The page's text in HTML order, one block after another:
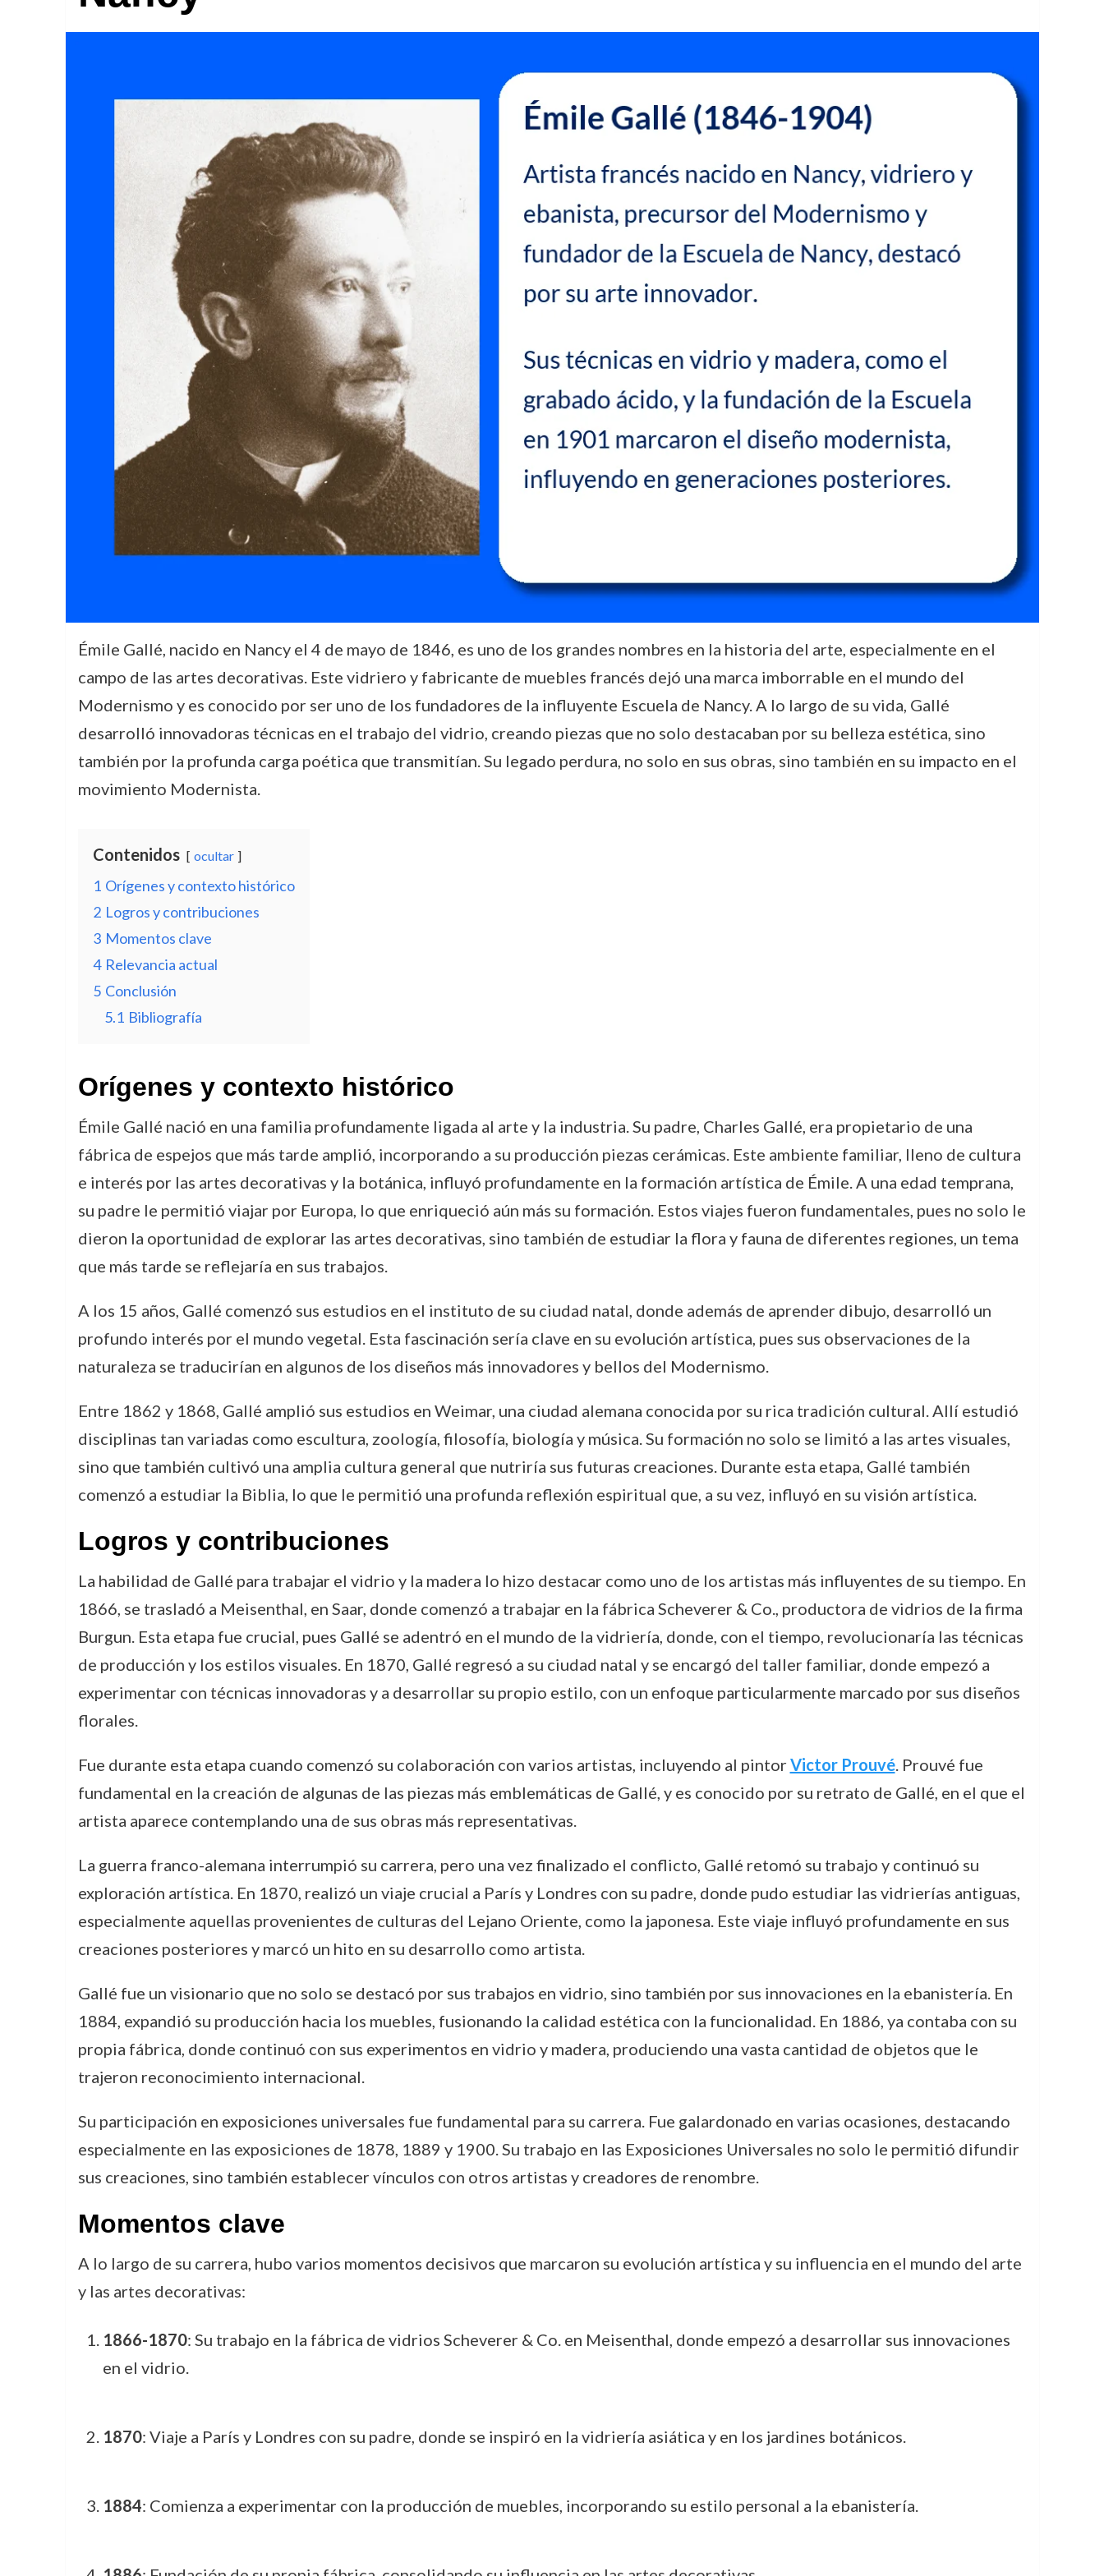
Émile Gallé, nacido en Nancy el 4 de mayo de 1846, es uno de los grandes nombres en la historia del arte, especialmente en el
campo de las artes decorativas. Este vidriero y fabricante de muebles francés dejó una marca imborrable en el mundo del
Modernismo y es conocido por ser uno de los fundadores de la influyente Escuela de Nancy. A lo largo de su vida, Gallé
desarrolló innovadoras técnicas en el trabajo del vidrio, creando piezas que no solo destacaban por su belleza estética, sino
también por la profunda carga poética que transmitían. Su legado perdura, no solo en sus obras, sino también en su impacto en el
movimiento Modernista.
Contenidos ocultar
1 Orígenes y contexto histórico
2 Logros y contribuciones
3 Momentos clave
4 Relevancia actual
5 Conclusión
5.1 Bibliografía
Orígenes y contexto histórico
Émile Gallé nació en una familia profundamente ligada al arte y la industria. Su padre, Charles Gallé, era propietario de una
fábrica de espejos que más tarde amplió, incorporando a su producción piezas cerámicas. Este ambiente familiar, lleno de cultura
e interés por las artes decorativas y la botánica, influyó profundamente en la formación artística de Émile. A una edad temprana,
su padre le permitió viajar por Europa, lo que enriqueció aún más su formación. Estos viajes fueron fundamentales, pues no solo le
dieron la oportunidad de explorar las artes decorativas, sino también de estudiar la flora y fauna de diferentes regiones, un tema
que más tarde se reflejaría en sus trabajos.
A los 15 años, Gallé comenzó sus estudios en el instituto de su ciudad natal, donde además de aprender dibujo, desarrolló un
profundo interés por el mundo vegetal. Esta fascinación sería clave en su evolución artística, pues sus observaciones de la
naturaleza se traducirían en algunos de los diseños más innovadores y bellos del Modernismo.
Entre 1862 y 1868, Gallé amplió sus estudios en Weimar, una ciudad alemana conocida por su rica tradición cultural. Allí estudió
disciplinas tan variadas como escultura, zoología, filosofía, biología y música. Su formación no solo se limitó a las artes visuales,
sino que también cultivó una amplia cultura general que nutriría sus futuras creaciones. Durante esta etapa, Gallé también
comenzó a estudiar la Biblia, lo que le permitió una profunda reflexión espiritual que, a su vez, influyó en su visión artística.
Logros y contribuciones
La habilidad de Gallé para trabajar el vidrio y la madera lo hizo destacar como uno de los artistas más influyentes de su tiempo. En
1866, se trasladó a Meisenthal, en Saar, donde comenzó a trabajar en la fábrica Scheverer & Co., productora de vidrios de la firma
Burgun. Esta etapa fue crucial, pues Gallé se adentró en el mundo de la vidriería, donde, con el tiempo, revolucionaría las técnicas
de producción y los estilos visuales. En 1870, Gallé regresó a su ciudad natal y se encargó del taller familiar, donde empezó a
experimentar con técnicas innovadoras y a desarrollar su propio estilo, con un enfoque particularmente marcado por sus diseños
florales.
Fue durante esta etapa cuando comenzó su colaboración con varios artistas, incluyendo al pintor Victor Prouvé. Prouvé fue
fundamental en la creación de algunas de las piezas más emblemáticas de Gallé, y es conocido por su retrato de Gallé, en el que el
artista aparece contemplando una de sus obras más representativas.
La guerra franco-alemana interrumpió su carrera, pero una vez finalizado el conflicto, Gallé retomó su trabajo y continuó su
exploración artística. En 1870, realizó un viaje crucial a París y Londres con su padre, donde pudo estudiar las vidrierías antiguas,
especialmente aquellas provenientes de culturas del Lejano Oriente, como la japonesa. Este viaje influyó profundamente en sus
creaciones posteriores y marcó un hito en su desarrollo como artista.
Gallé fue un visionario que no solo se destacó por sus trabajos en vidrio, sino también por sus innovaciones en la ebanistería. En
1884, expandió su producción hacia los muebles, fusionando la calidad estética con la funcionalidad. En 1886, ya contaba con su
propia fábrica, donde continuó con sus experimentos en vidrio y madera, produciendo una vasta cantidad de objetos que le
trajeron reconocimiento internacional.
Su participación en exposiciones universales fue fundamental para su carrera. Fue galardonado en varias ocasiones, destacando
especialmente en las exposiciones de 1878, 1889 y 1900. Su trabajo en las Exposiciones Universales no solo le permitió difundir
sus creaciones, sino también establecer vínculos con otros artistas y creadores de renombre.
Momentos clave
A lo largo de su carrera, hubo varios momentos decisivos que marcaron su evolución artística y su influencia en el mundo del arte
y las artes decorativas:
1866-1870: Su trabajo en la fábrica de vidrios Scheverer & Co. en Meisenthal, donde empezó a desarrollar sus innovaciones
en el vidrio.
1870: Viaje a París y Londres con su padre, donde se inspiró en la vidriería asiática y en los jardines botánicos.
1884: Comienza a experimentar con la producción de muebles, incorporando su estilo personal a la ebanistería.